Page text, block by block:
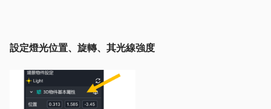
設定燈光位置、旋轉、其光線強度